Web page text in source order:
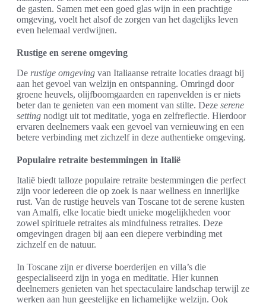
de gasten. Samen met een goed glas wijn in een prachtige
omgeving, voelt het alsof de zorgen van het dagelijks leven
even helemaal verdwijnen.
Rustige en serene omgeving
De rustige omgeving van Italiaanse retraite locaties draagt bij
aan het gevoel van welzijn en ontspanning. Omringd door
groene heuvels, olijfboomgaarden en rapenvelden is er niets
beter dan te genieten van een moment van stilte. Deze serene
setting nodigt uit tot meditatie, yoga en zelfreflectie. Hierdoor
ervaren deelnemers vaak een gevoel van vernieuwing en een
betere verbinding met zichzelf in deze authentieke omgeving.
Populaire retraite bestemmingen in Italië
Italië biedt talloze populaire retraite bestemmingen die perfect
zijn voor iedereen die op zoek is naar wellness en innerlijke
rust. Van de rustige heuvels van Toscane tot de serene kusten
van Amalfi, elke locatie biedt unieke mogelijkheden voor
zowel spirituele retraites als mindfulness retraites. Deze
omgevingen dragen bij aan een diepere verbinding met
zichzelf en de natuur.
In Toscane zijn er diverse boerderijen en villa’s die
gespecialiseerd zijn in yoga en meditatie. Hier kunnen
deelnemers genieten van het spectaculaire landschap terwijl ze
werken aan hun geestelijke en lichamelijke welzijn. Ook